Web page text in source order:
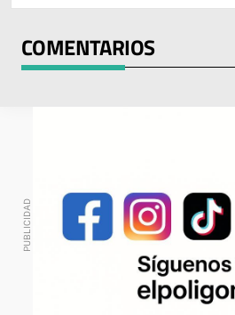
COMENTARIOS